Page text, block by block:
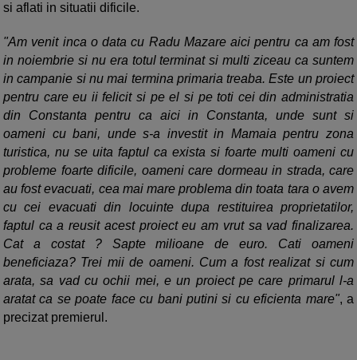
si aflati in situatii dificile.
"Am venit inca o data cu Radu Mazare aici pentru ca am fost
in noiembrie si nu era totul terminat si multi ziceau ca suntem
in campanie si nu mai termina primaria treaba. Este un proiect
pentru care eu ii felicit si pe el si pe toti cei din administratia
din Constanta pentru ca aici in Constanta, unde sunt si
oameni cu bani, unde s-a investit in Mamaia pentru zona
turistica, nu se uita faptul ca exista si foarte multi oameni cu
probleme foarte dificile, oameni care dormeau in strada, care
au fost evacuati, cea mai mare problema din toata tara o avem
cu cei evacuati din locuinte dupa restituirea proprietatilor,
faptul ca a reusit acest proiect eu am vrut sa vad finalizarea.
Cat a costat ? Sapte milioane de euro. Cati oameni
beneficiaza? Trei mii de oameni. Cum a fost realizat si cum
arata, sa vad cu ochii mei, e un proiect pe care primarul l-a
aratat ca se poate face cu bani putini si cu eficienta mare", a
precizat premierul.